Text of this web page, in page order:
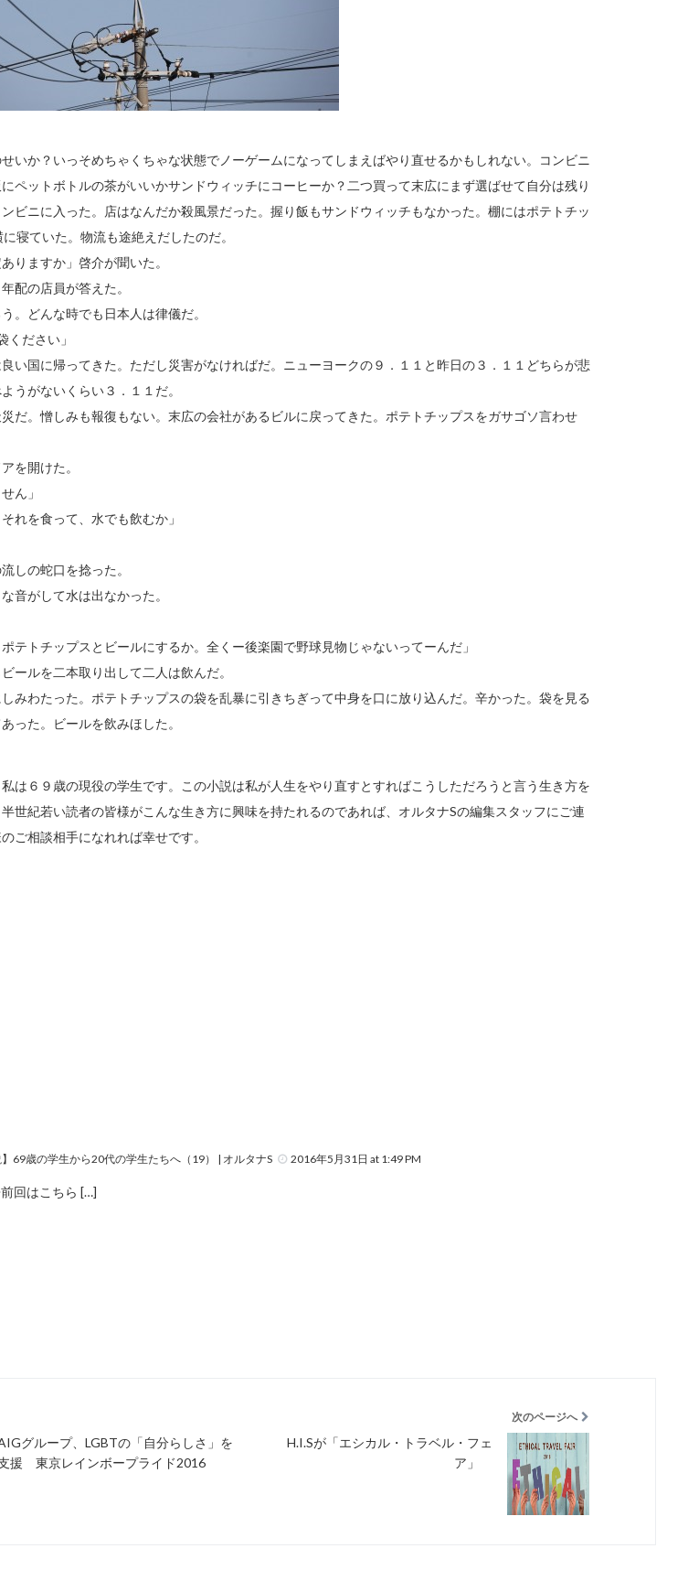
いか？いっそめちゃくちゃな状態でノーゲームになってしまえばやり直せるかもしれない。コンビニ
ペットボトルの茶がいいかサンドウィッチにコーヒーか？二つ買って末広にまず選ばせて自分は残り
ビニに入った。店はなんだか殺風景だった。握り飯もサンドウィッチもなかった。棚にはポテトチッ
寝ていた。物流も途絶えだしたのだ。
りますか」啓介が聞いた。
配の店員が答えた。
。どんな時でも日本人は律儀だ。
ください」
い国に帰ってきた。ただし災害がなければだ。ニューヨークの９．１１と昨日の３．１１どちらが悲
うがないくらい３．１１だ。
だ。憎しみも報復もない。末広の会社があるビルに戻ってきた。ポテトチップスをガサゴソ言わせ
を開けた。
ん」
れを食って、水でも飲むか」
しの蛇口を捻った。
音がして水は出なかった。
ポテトチップスとビールにするか。全くー後楽園で野球見物じゃないってーんだ」
ールを二本取り出して二人は飲んだ。
みわたった。ポテトチップスの袋を乱暴に引きちぎって中身を口に放り込んだ。辛かった。袋を見る
った。ビールを飲みほした。
私は６９歳の現役の学生です。この小説は私が人生をやり直すとすればこうしただろうと言う生き方を
世紀若い読者の皆様がこんな生き方に興味を持たれるのであれば、オルタナSの編集スタッフにご連
ご相談相手になれれば幸せです。
】69歳の学生から20代の学生たちへ（19） | オルタナS 2016年5月31日 at 1:49 PM
回はこちら […]
グループ、LGBTの「自分らしさ」を
援 東京レインボープライド2016
次のページへ
H.I.Sが「エシカル・トラベル・フェ
ア」